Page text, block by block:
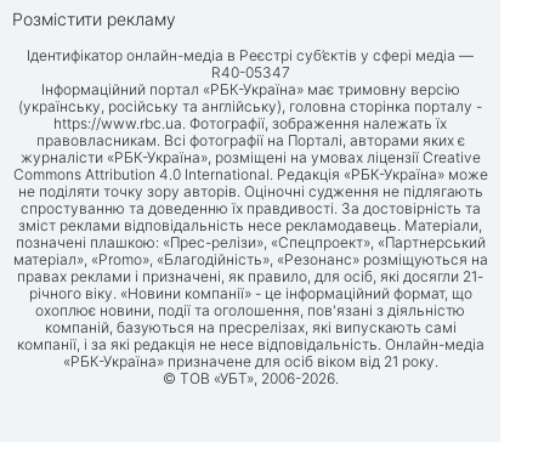
Розмістити рекламу
Ідентифікатор онлайн-медіа в Реєстрі суб’єктів у сфері медіа —
R40-05347
Інформаційний портал «РБК-Україна» має тримовну версію
(українську, російську та англійську), головна сторінка порталу -
https://www.rbc.ua. Фотографії, зображення належать їх
правовласникам. Всі фотографії на Порталі, авторами яких є
журналісти «РБК-Україна», розміщені на умовах ліцензії Creative
Commons Attribution 4.0 International. Редакція «РБК-Україна» може
не поділяти точку зору авторів. Оціночні судження не підлягають
спростуванню та доведенню їх правдивості. За достовірність та
зміст реклами відповідальність несе рекламодавець. Матеріали,
позначені плашкою: «Прес-релізи», «Спецпроект», «Партнерський
матеріал», «Promo», «Благодійність», «Резонанс» розміщуються на
правах реклами і призначені, як правило, для осіб, які досягли 21-
річного віку. «Новини компанії» - це інформаційний формат, що
охоплює новини, події та оголошення, пов'язані з діяльністю
компаній, базуються на пресрелізах, які випускають самі
компанії, і за які редакція не несе відповідальність. Онлайн-медіа
«РБК-Україна» призначене для осіб віком від 21 року.
© ТОВ «УБТ», 2006-2026.